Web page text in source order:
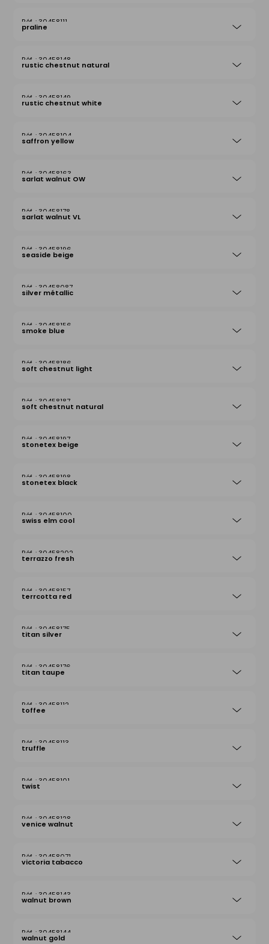
30458111
praline
30458148
rustic chestnut natural
30458149
rustic chestnut white
30458104
saffron yellow
30458163
sarlat walnut OW
30458178
sarlat walnut VL
30458196
seaside beige
30458087
silver métallic
30458156
smoke blue
30458186
soft chestnut light
30458187
soft chestnut natural
30458197
stonetex beige
30458198
stonetex black
30458100
swiss elm cool
30458202
terrazzo fresh
30458157
terrcotta red
30458175
titan silver
30458176
titan taupe
30458112
toffee
30458113
truffle
30458101
twist
30458128
venice walnut
30458071
victoria tabacco
30458143
walnut brown
30458144
walnut gold